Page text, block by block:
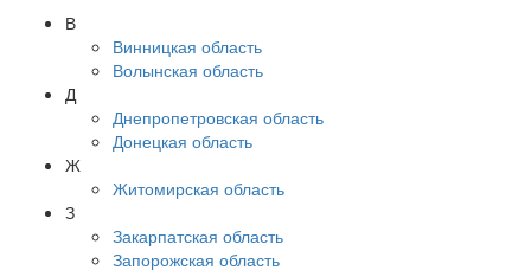
В
Винницкая область
Волынская область
Д
Днепропетровская область
Донецкая область
Ж
Житомирская область
З
Закарпатская область
Запорожская область